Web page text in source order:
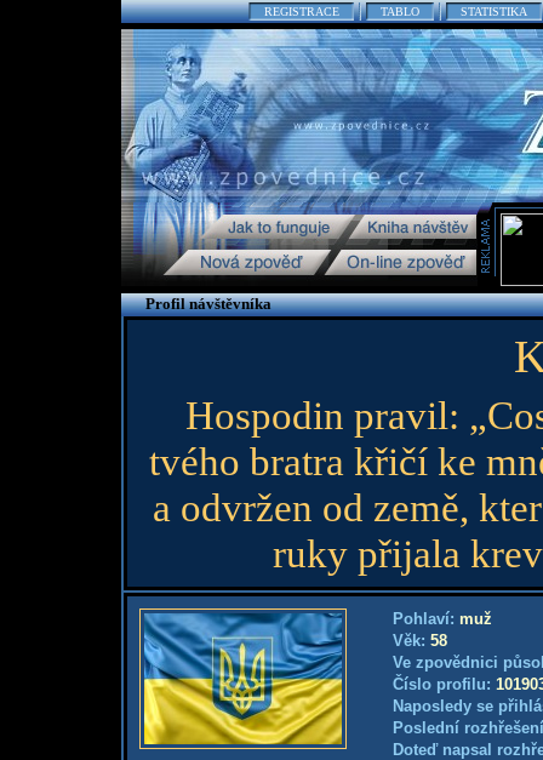
REGISTRACE TABLO STATISTIKA
Profil návštěvníka
Hospodin pravil:
tvého bratra křičí ke
a odvržen od země,
ruky přijala
Pohlaví: muž
Věk: 58
Ve zpovědnici
Číslo profilu:
Naposledy se
Poslední
Doteď napsal